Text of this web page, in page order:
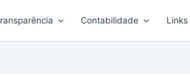
Contabilidade Links